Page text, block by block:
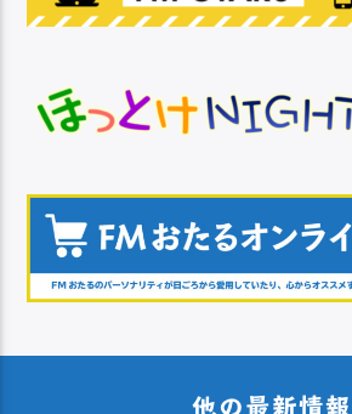
他の最新情報